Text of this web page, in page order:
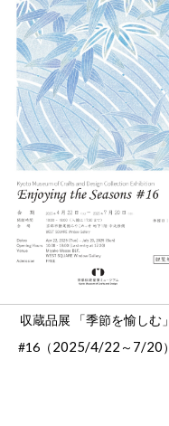
収蔵品展 「季節を愉しむ」
#16（2025/4/22 ～ 7/20）